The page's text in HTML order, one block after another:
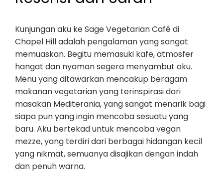
Kunjungan aku ke Sage Vegetarian Café di
Chapel Hill adalah pengalaman yang sangat
memuaskan. Begitu memasuki kafe, atmosfer
hangat dan nyaman segera menyambut aku.
Menu yang ditawarkan mencakup beragam
makanan vegetarian yang terinspirasi dari
masakan Mediterania, yang sangat menarik bagi
siapa pun yang ingin mencoba sesuatu yang
baru. Aku bertekad untuk mencoba vegan
mezze, yang terdiri dari berbagai hidangan kecil
yang nikmat, semuanya disajikan dengan indah
dan penuh warna.